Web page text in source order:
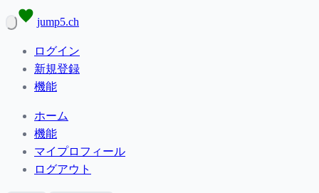
jump5.ch
ログイン
新規登録
機能
ホーム
機能
マイプロフィール
ログアウト